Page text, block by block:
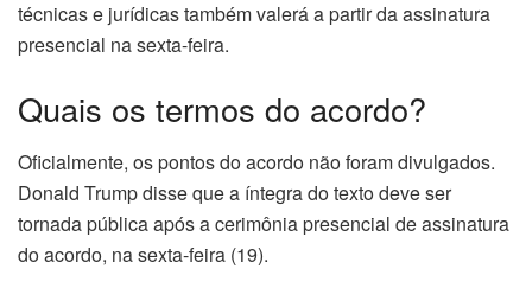
técnicas e jurídicas também valerá a partir da assinatura
presencial na sexta-feira.
Quais os termos do acordo?
Oficialmente, os pontos do acordo não foram divulgados.
Donald Trump disse que a íntegra do texto deve ser
tornada pública após a cerimônia presencial de assinatura
do acordo, na sexta-feira (19).